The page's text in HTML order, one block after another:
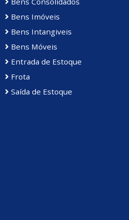
Bens Imóveis
Bens Intangiveis
Bens Móveis
Entrada de Estoque
Frota
Saída de Estoque